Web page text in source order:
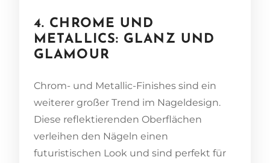
4. CHROME UND
METALLICS: GLANZ UND
GLAMOUR
Chrom- und Metallic-Finishes sind ein
weiterer großer Trend im Nageldesign.
Diese reflektierenden Oberflächen
verleihen den Nägeln einen
futuristischen Look und sind perfekt für